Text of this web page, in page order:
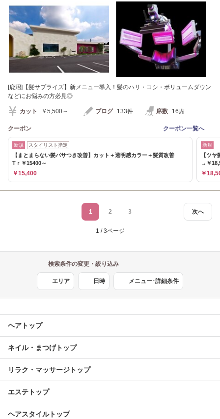
[鹿沼]【髪サプライズ】新メニュー導入！髪のハリ・コシ・ボリュームダウン
などにお悩みの方必見◎
カット ￥5,500～ ブログ 133件 席数 16席
クーポン クーポン一覧へ
新規 スタイリスト指定
【まとまらない髪パサつき改善】カット＋透明感カラー＋髪質改善
Tｒ￥15400～
￥15,400
新規
【ツ
→￥
￥
次へ
1 2 3
1 / 3ページ
検索条件の変更・絞り込み
エリア 日時 メニュー･詳細条件
ヘアトップ
ネイル・まつげトップ
リラク・マッサージトップ
エステトップ
ヘアスタイルトップ